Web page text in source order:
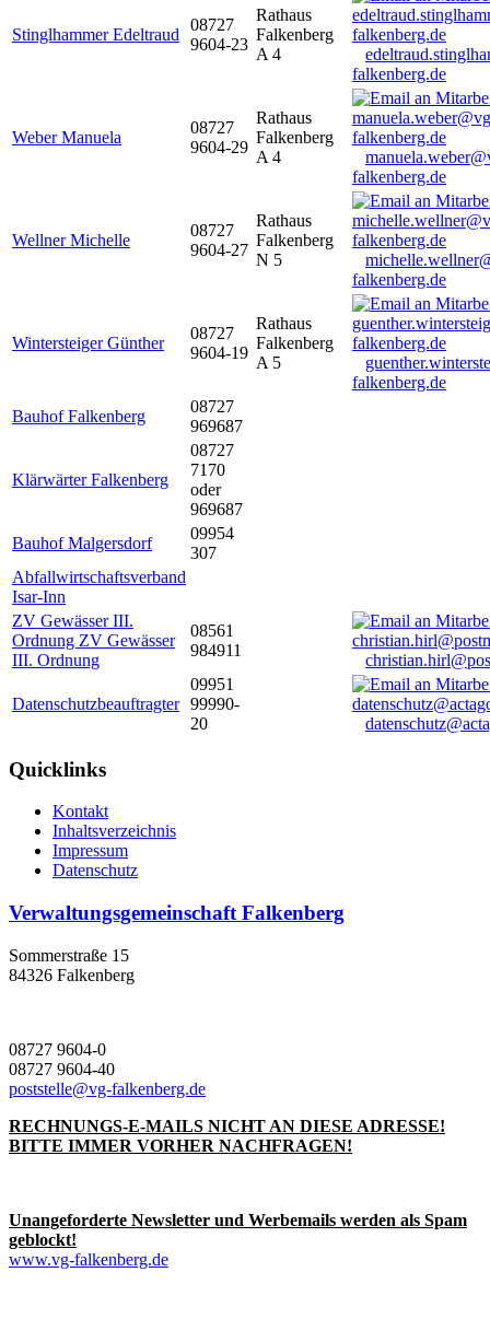
Stinglhammer Edeltraud
08727
9604-23
Rathaus
Falkenberg
A 4
falkenberg.de
Weber Manuela
08727
9604-29
Rathaus
Falkenberg
A 4
falkenberg.de
Wellner Michelle
08727
9604-27
Rathaus
Falkenberg
N 5
falkenberg.de
Wintersteiger Günther
08727
9604-19
Rathaus
Falkenberg
A 5
falkenberg.de
Bauhof Falkenberg
08727
969687
Klärwärter Falkenberg
08727
7170
oder
969687
Bauhof Malgersdorf
09954
307
Abfallwirtschaftsverband
Isar-Inn
ZV Gewässer III.
Ordnung ZV Gewässer
III. Ordnung
08561
984911
Datenschutzbeauftragter
09951
99990-
20
Quicklinks
Kontakt
Inhaltsverzeichnis
Impressum
Datenschutz
Verwaltungsgemeinschaft Falkenberg
Sommerstraße 15
84326 Falkenberg
08727 9604-0
08727 9604-40
poststelle@vg-falkenberg.de
RECHNUNGS-E-MAILS NICHT AN DIESE ADRESSE!
BITTE IMMER VORHER NACHFRAGEN!
Unangeforderte Newsletter und Werbemails werden als Spam
geblockt!
www.vg-falkenberg.de